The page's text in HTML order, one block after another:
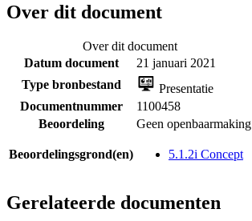
Over dit document
Over dit document
Datum document
21 januari 2021
Type bronbestand
Presentatie
Documentnummer
1100458
Beoordeling
Geen openbaarmaking
Beoordelingsgrond(en) 5.1.2i Concept
Gerelateerde documenten